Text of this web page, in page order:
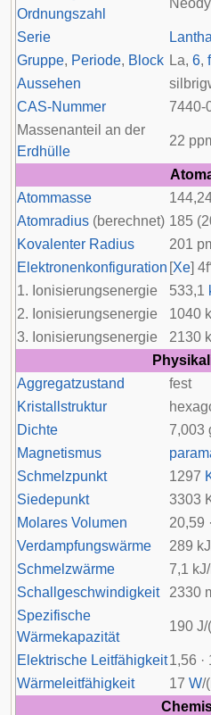
Ordnungszahl
Serie
Gruppe, Periode, Block La, 6, f
Aussehen
CAS-Nummer
7440-
Massenanteil an der
Erdhülle
22
Atommasse
Atomradius (berechnet) 185
Kovalenter Radius
201
Elektronenkonfiguration [Xe] 4f
1. Ionisierungsenergie 533,1
2. Ionisierungsenergie
1040
3. Ionisierungsenergie
2130
Aggregatzustand
fest
Kristallstruktur
Dichte
7,003
Magnetismus
Schmelzpunkt 1297
Siedepunkt
3303
Molares Volumen
20,59
Verdampfungswärme
289
Schmelzwärme
7,1 kJ/
Schallgeschwindigkeit
2330
Spezifische
Wärmekapazität
190 J/
Elektrische Leitfähigkeit1,56 ·
Wärmeleitfähigkeit
17 W/